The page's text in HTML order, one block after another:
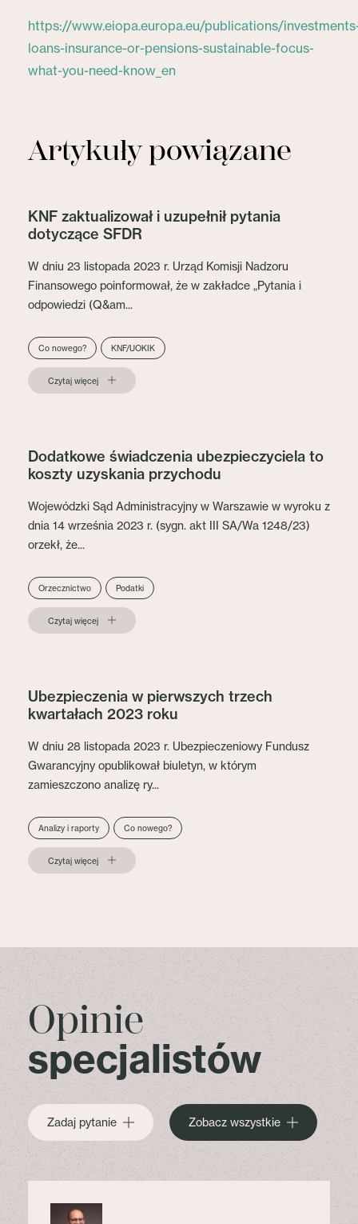
https://www.eiopa.europa.eu/publications/
loans-insurance-or-pensions-sustainable-focus-
what-you-need-know_en
Artykuły powiązane
KNF zaktualizował i uzupełnił pytania
dotyczące SFDR
W dniu 23 listopada 2023 r. Urząd Komisji Nadzoru
Finansowego poinformował, że w zakładce „Pytania i
odpowiedzi (Q&am...
Co nowego? KNF/UOKIK
Czytaj więcej
Dodatkowe świadczenia ubezpieczyciela to
koszty uzyskania przychodu
Wojewódzki Sąd Administracyjny w Warszawie w wyroku z
dnia 14 września 2023 r. (sygn. akt III SA/Wa 1248/23)
orzekł, że...
Orzecznictwo Podatki
Czytaj więcej
Ubezpieczenia w pierwszych trzech
kwartałach 2023 roku
W dniu 28 listopada 2023 r. Ubezpieczeniowy Fundusz
Gwarancyjny opublikował biuletyn, w którym
zamieszczono analizę ry...
Analizy i raporty Co nowego?
Czytaj więcej
Opinie
specjalistów
Zadaj pytanie Zobacz wszystkie